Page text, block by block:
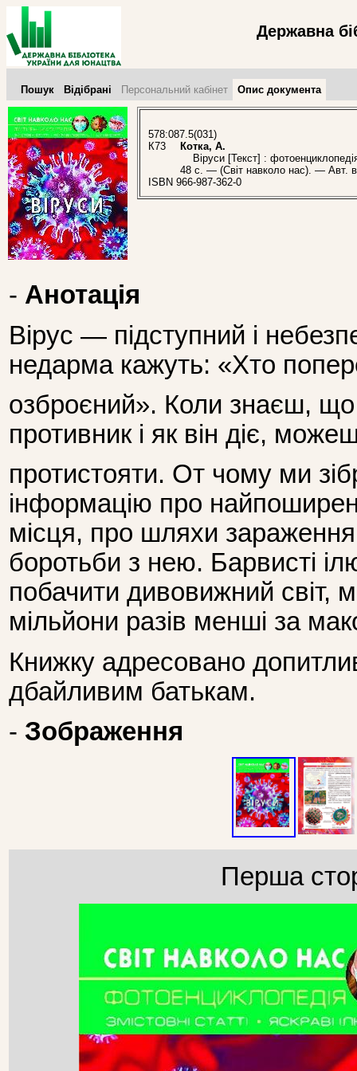
Державна
Пошук Відібрані Персональний кабінет Опис документа
578:087.5(031)
К73
Котка, А.
Віруси [Текст] :
48 с. — (Світ навколо нас). — Авт.
ISBN 966-987-362-0
- Анотація
Вірус — підступний і
недарма кажуть: «Хто
озброєний». Коли знаєш,
противник і як він діє,
протистояти. От чому ми
інформацію про
місця, про шляхи зараження
боротьби з нею. Барвисті
побачити дивовижний світ,
мільйони разів менші за
Книжку адресовано
дбайливим батькам.
- Зображення
Перша